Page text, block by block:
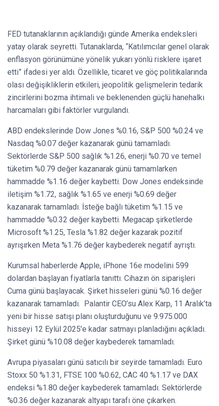
FED tutanaklarının açıklandığı günde Amerika endeksleri
yatay olarak seyretti. Tutanaklarda, “Katılımcılar genel olarak
enflasyon görünümüne yönelik yukarı yönlü risklere işaret
etti” ifadesi yer aldı. Özellikle, ticaret ve göç politikalarında
olası değişikliklerin etkileri, jeopolitik gelişmelerin tedarik
zincirlerini bozma ihtimali ve beklenenden güçlü hanehalkı
harcamaları gibi faktörler vurgulandı.
ABD endekslerinde Dow Jones %0.16, S&P 500 %0.24 ve
Nasdaq %0.07 değer kazanarak günü tamamladı.
Sektörlerde S&P 500 sağlık %1.26, enerji %0.70 ve temel
tüketim %0.79 değer kazanarak günü tamamlarken
hammadde %1.16 değer kaybetti. Dow Jones endeksinde
iletişim %1.72, sağlık %1.65 ve enerji %0.69 değer
kazanarak tamamladı. İsteğe bağlı tüketim %1.15 ve
hammadde %0.32 değer kaybetti. Megacap şirketlerde
Microsoft %1.25, Tesla %1.82 değer kazarak pozitif
ayrışırken Meta %1.76 değer kaybederek negatif ayrıştı.
Kurumsal haberlerde Apple, iPhone 16e modelini 599
dolardan başlayan fiyatlarla tanıttı. Cihazın ön siparişleri
Cuma günü başlayacak. Şirket hisseleri günü %0.16 değer
kazanarak tamamladı. Palantir CEO’su Alex Karp, 11 Aralık’ta
yeni bir hisse satışı planı oluşturduğunu ve 9.975.000
hisseyi 12 Eylül 2025’e kadar satmayı planladığını açıkladı.
Şirket günü %10.08 değer kaybederek tamamladı.
Avrupa piyasaları günü satıcılı bir seyirde tamamladı. Euro
Stoxx 50 %1.31, FTSE 100 %0.62, CAC 40 %1.17 ve DAX
endeksi %1.80 değer kaybederek tamamladı. Sektörlerde
%0.36 değer kazanarak altyapı tarafı öne çıkarken.